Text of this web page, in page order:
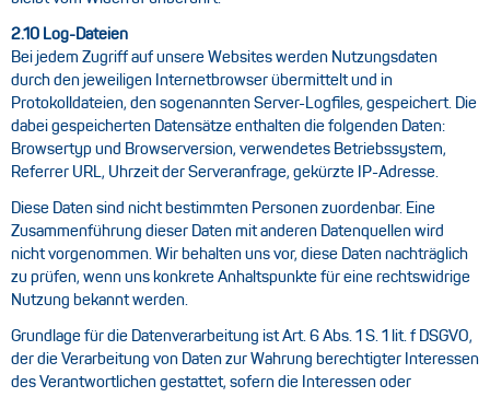
2.10 Log-Dateien
Bei jedem Zugriff auf unsere Websites werden Nutzungsdaten
durch den jeweiligen Internetbrowser übermittelt und in
Protokolldateien, den sogenannten Server-Logfiles, gespeichert. Die
dabei gespeicherten Datensätze enthalten die folgenden Daten:
Browsertyp und Browserversion, verwendetes Betriebssystem,
Referrer URL, Uhrzeit der Serveranfrage, gekürzte IP-Adresse.
Diese Daten sind nicht bestimmten Personen zuordenbar. Eine
Zusammenführung dieser Daten mit anderen Datenquellen wird
nicht vorgenommen. Wir behalten uns vor, diese Daten nachträglich
zu prüfen, wenn uns konkrete Anhaltspunkte für eine rechtswidrige
Nutzung bekannt werden.
Grundlage für die Datenverarbeitung ist Art. 6 Abs. 1 S. 1 lit. f DSGVO,
der die Verarbeitung von Daten zur Wahrung berechtigter Interessen
des Verantwortlichen gestattet, sofern die Interessen oder